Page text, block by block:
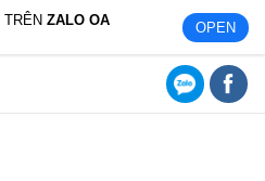
TRÊNZALO OA OPEN